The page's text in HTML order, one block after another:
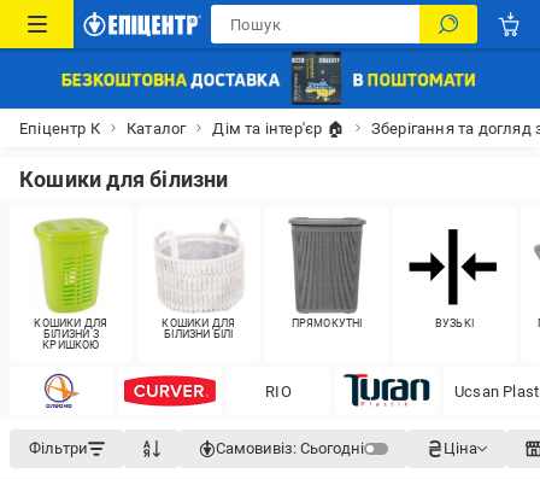
Епіцентр К Каталог Дім та інтер'єр 🏠 Зберігання та догляд
Кошики для білизни
КОШИКИ ДЛЯ
БІЛИЗНИ З
КРИШКОЮ
КОШИКИ ДЛЯ
БІЛИЗНИ БІЛІ
ПРЯМОКУТНІ ВУЗЬКІ
RIO Ucsan
Фільтри Самовивіз: Сьогодні Ціна